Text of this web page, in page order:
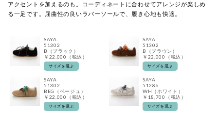
アクセントを加えるのも。コーディネートに合わせてアレンジが楽しめ
る一足です。屈曲性の良いラバーソールで、履き心地も快適。
SAYA
51302
B（ブラック）
￥22,000（税込）
サイズを選ぶ
SAYA
51302
B（ブラウン）
￥22,000（税込）
サイズを選ぶ
SAYA
51302
BEG（ベージュ）
￥22,000（税込）
サイズを選ぶ
SAYA
51286
WH（ホワイト）
￥18,700（税込）
サイズを選ぶ